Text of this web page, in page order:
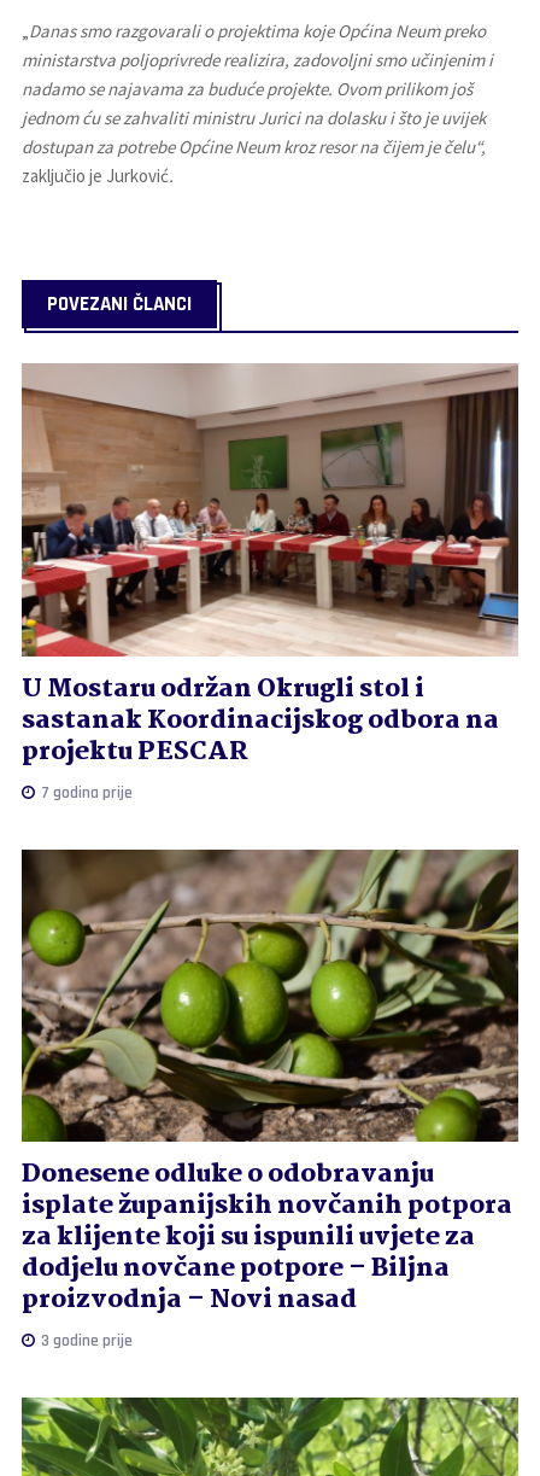
„Danas smo razgovarali o projektima koje Općina Neum preko
ministarstva poljoprivrede realizira, zadovoljni smo učinjenim i
nadamo se najavama za buduće projekte. Ovom prilikom još
jednom ću se zahvaliti ministru Jurici na dolasku i što je uvijek
dostupan za potrebe Općine Neum kroz resor na čijem je čelu“,
zaključio je Jurković.
POVEZANI ČLANCI
U Mostaru održan Okrugli stol i
sastanak Koordinacijskog odbora na
projektu PESCAR
7 godina prije
Donesene odluke o odobravanju
isplate županijskih novčanih potpora
za klijente koji su ispunili uvjete za
dodjelu novčane potpore – Biljna
proizvodnja – Novi nasad
3 godine prije